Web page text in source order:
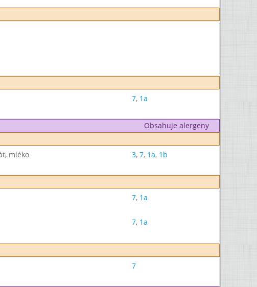
7, 1a
Obsahuje alergeny
mléko 3, 7, 1a, 1b
7, 1a
7, 1a
7